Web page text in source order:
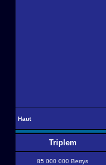
Haut
Triplem
85 000 000 Berrys